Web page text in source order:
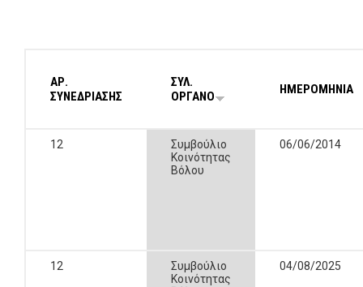
ΑΡ.
ΣΥΝΕΔΡΙΑΣΗΣ
ΣΥΛ.
ΟΡΓΑΝΟ
ΗΜΕΡΟΜΗΝΙΑ
12
Συμβούλιο
Κοινότητας
Βόλου
06/06/2014
12
Συμβούλιο
Κοινότητας
04/08/2025